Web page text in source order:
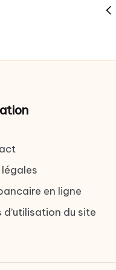
en ligne
du site